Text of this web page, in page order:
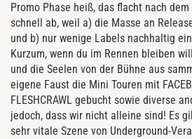
Promo Phase heiß, das flacht nach
schnell ab, weil a) die Masse an
und b) nur wenige Labels nachhaltig
Kurzum, wenn du im Rennen bleiben
und die Seelen von der Bühne aus
eigene Faust die Mini Touren mit
FLESHCRAWL gebucht sowie diverse
jedoch, dass wir nicht alleine sind! Es
sehr vitale Szene von Underground-